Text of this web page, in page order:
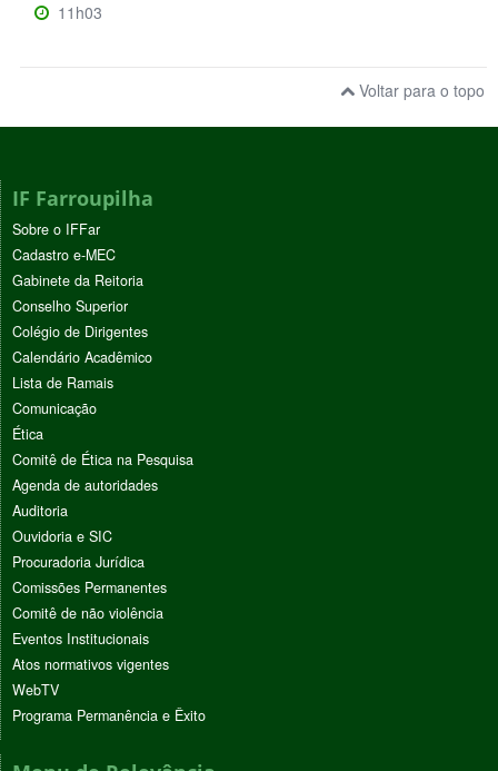
11h03
Voltar para o topo
IF Farroupilha
Sobre o IFFar
Cadastro e-MEC
Gabinete da Reitoria
Conselho Superior
Colégio de Dirigentes
Calendário Acadêmico
Lista de Ramais
Comunicação
Ética
Comitê de Ética na Pesquisa
Agenda de autoridades
Auditoria
Ouvidoria e SIC
Procuradoria Jurídica
Comissões Permanentes
Comitê de não violência
Eventos Institucionais
Atos normativos vigentes
WebTV
Programa Permanência e Êxito